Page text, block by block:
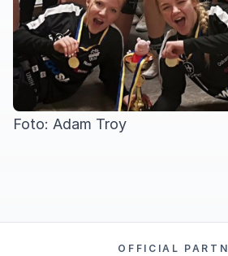
Foto: Adam Troy
OFFICIAL